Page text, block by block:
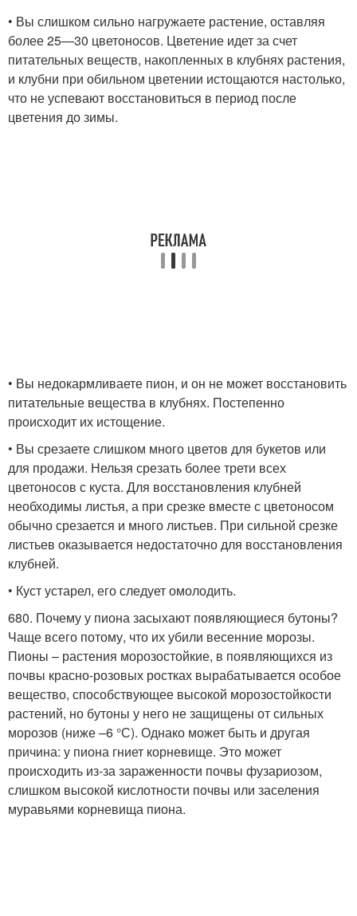
• Вы слишком сильно нагружаете растение, оставляя
более 25—30 цветоносов. Цветение идет за счет
питательных веществ, накопленных в клубнях растения,
и клубни при обильном цветении истощаются настолько,
что не успевают восстановиться в период после
цветения до зимы.
• Вы недокармливаете пион, и он не может восстановить
питательные вещества в клубнях. Постепенно
происходит их истощение.
• Вы срезаете слишком много цветов для букетов или
для продажи. Нельзя срезать более трети всех
цветоносов с куста. Для восстановления клубней
необходимы листья, а при срезке вместе с цветоносом
обычно срезается и много листьев. При сильной срезке
листьев оказывается недостаточно для восстановления
клубней.
• Куст устарел, его следует омолодить.
680. Почему у пиона засыхают появляющиеся бутоны?
Чаще всего потому, что их убили весенние морозы.
Пионы – растения морозостойкие, в появляющихся из
почвы красно-розовых ростках вырабатывается особое
вещество, способствующее высокой морозостойкости
растений, но бутоны у него не защищены от сильных
морозов (ниже –6 °С). Однако может быть и другая
причина: у пиона гниет корневище. Это может
происходить из-за зараженности почвы фузариозом,
слишком высокой кислотности почвы или заселения
муравьями корневища пиона.